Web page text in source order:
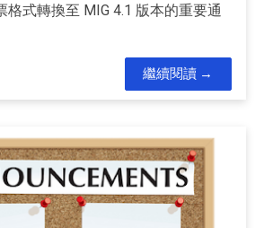
格式轉換至 MIG 4.1 版本的重要通
繼續閱讀